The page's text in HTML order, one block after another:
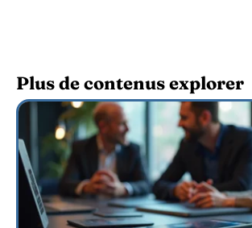
Plus de contenus explorer